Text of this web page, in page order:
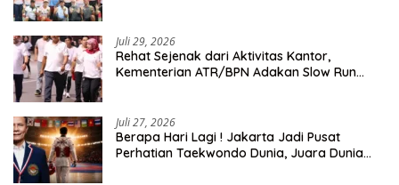
Juli 29, 2026
Rehat Sejenak dari Aktivitas Kantor,
Kementerian ATR/BPN Adakan Slow Run
Juli 27, 2026
Berapa Hari Lagi ! Jakarta Jadi Pusat
Perhatian Taekwondo Dunia, Juara Dunia